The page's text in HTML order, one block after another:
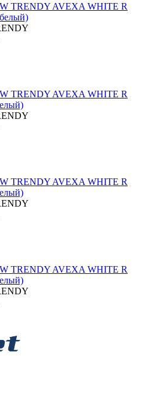
TRENDY AVEXA WHITE R
TRENDY AVEXA WHITE R
TRENDY AVEXA WHITE R
TRENDY AVEXA WHITE R